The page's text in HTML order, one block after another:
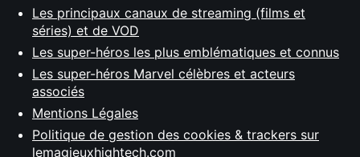
Les principaux canaux de streaming (films et
séries) et de VOD
Les super-héros les plus emblématiques et connus
Les super-héros Marvel célèbres et acteurs
associés
Mentions Légales
Politique de gestion des cookies & trackers sur
lemagjeuxhightech.com